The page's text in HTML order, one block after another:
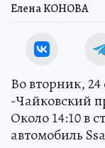
Елена КОНОВА
Во вторник,
-Чайковский
Около 14:10 в
автомобиль